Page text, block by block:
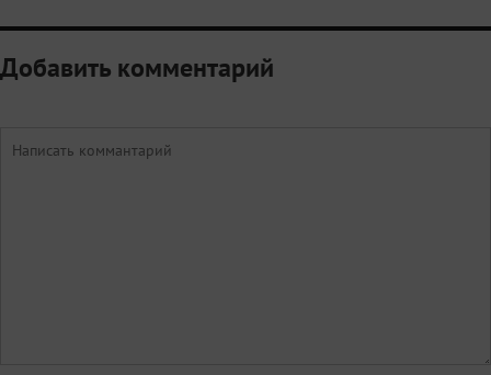
Добавить комментарий